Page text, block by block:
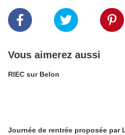
Vous aimerez aussi
RIEC sur Belon
Journée de rentrée proposée par